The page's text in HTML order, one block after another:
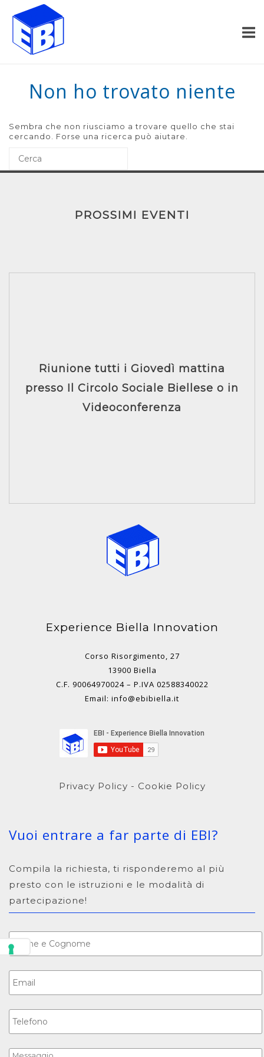
Passa
contenuto
Home
Non ho trovato niente
Sembra che non riusciamo a trovare quello che stai
cercando. Forse una ricerca può aiutare.
PROSSIMI EVENTI
Riunione tutti i Giovedì mattina
presso Il Circolo Sociale Biellese o in
Videoconferenza
Experience Biella Innovation
Corso Risorgimento, 27
13900 Biella
C.F. 90064970024 – P.IVA 02588340022
Email: info@ebibiella.it
Privacy Policy - Cookie Policy
Vuoi entrare a far parte di EBI?
Compila la richiesta, ti risponderemo al più
presto con le istruzioni e le modalità di
partecipazione!